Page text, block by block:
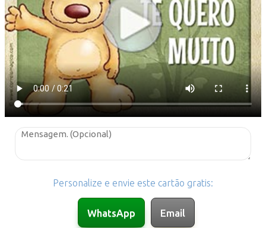
Personalize e envie este cartão gratis: